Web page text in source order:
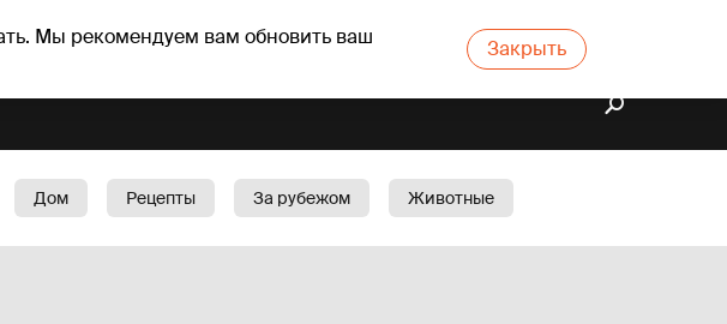
Мы рекомендуем вам обновить ваш
Закрыть
Дом Рецепты За рубежом
Животные